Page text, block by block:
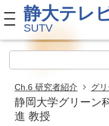
toggle navigation
静大テレ
SUTV
Ch.6 研究者紹介 グ
静岡大学グリーン
進 教授